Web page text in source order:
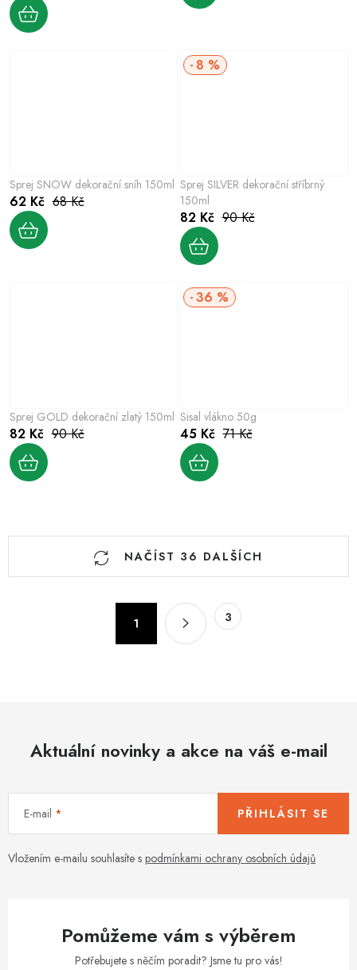
Sprej SNOW dekorační sníh 150ml
62 Kč 68 Kč
Sprej SILVER dekorační stříbrný
150ml
8 %
82 Kč 90 Kč
Sprej GOLD dekorační zlatý 150ml
82 Kč 90 Kč
Sisal vlákno 50g
36 %
45 Kč 71 Kč
O
y
ý
p
NAČÍST 36 DALŠÍCH
1 3
Aktuální novinky a akce na váš e-mail
E-mail
Vložením e-mailu souhlasíte s podmínkami ochrany osobních údajů
PŘIHLÁSIT SE
Pomůžeme vám s výběrem
Potřebujete s něčím poradit? Jsme tu pro vás!